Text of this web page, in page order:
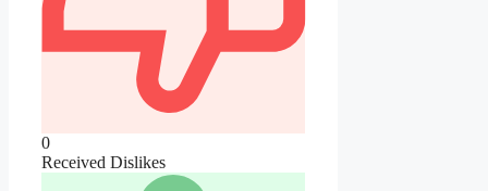
0
Received Dislikes